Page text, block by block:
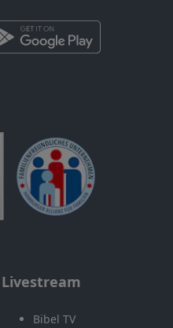
Livestream
Bibel TV